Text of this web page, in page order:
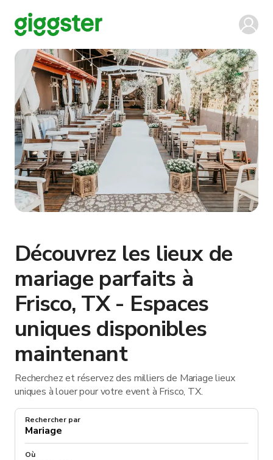
Découvrez les lieux de
mariage parfaits à
Frisco, TX - Espaces
uniques disponibles
maintenant
Recherchez et réservez des milliers de Mariage lieux
uniques à louer pour votre event à Frisco, TX.
Rechercher par
Où